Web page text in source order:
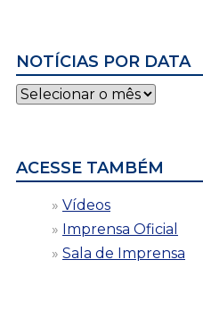
NOTÍCIAS POR DATA
Notícias
por
ACESSE TAMBÉM
Vídeos
Imprensa Oficial
Sala de Imprensa